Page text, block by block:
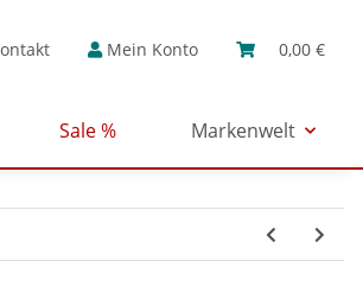
Mein Konto 0,00 €
Sale % Markenwelt